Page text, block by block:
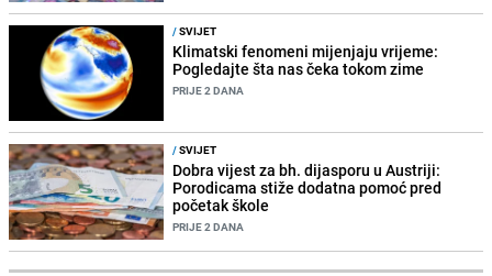
/SVIJET
Klimatski fenomeni mijenjaju vrijeme:
Pogledajte šta nas čeka tokom zime
PRIJE 2 DANA
/SVIJET
Dobra vijest za bh. dijasporu u Austriji:
Porodicama stiže dodatna pomoć pred
početak škole
PRIJE 2 DANA